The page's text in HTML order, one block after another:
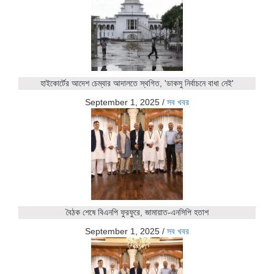
হাইকোর্টের আদেশ চেম্বার আদালতে স্থগিত, 'ডাকসু নির্বাচনে বাধা নেই'
September 1, 2025 / সব খবর
বৈঠক শেষে বিএনপি ফুরফুরে, জামায়াত-এনসিপি হতাশ
September 1, 2025 / সব খবর